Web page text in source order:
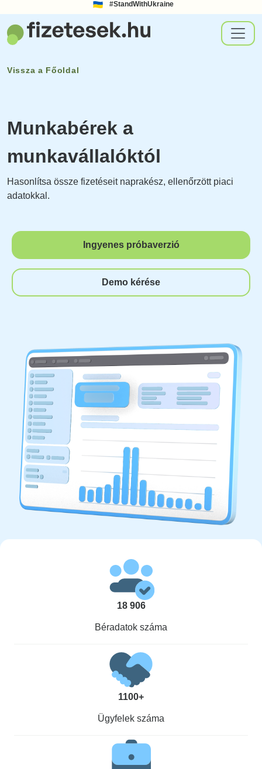
#StandWithUkraine
Vissza a Főoldal
Munkabérek a
munkavállalóktól
Hasonlítsa össze fizetéseit naprakész, ellenőrzött piaci
adatokkal.
Ingyenes próbaverzió
Demo kérése
18 906
Béradatok száma
1100+
Ügyfelek száma